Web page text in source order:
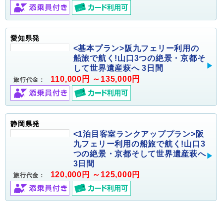
愛知県発
<基本プラン>阪九フェリー利用の
船旅で航く!山口3つの絶景・京都そ
して世界遺産萩へ 3日間
旅行代金： 110,000円 ～135,000円
静岡県発
<1泊目客室ランクアッププラン>阪
九フェリー利用の船旅で航く!山口3
つの絶景・京都そして世界遺産萩へ
3日間
旅行代金： 120,000円 ～125,000円